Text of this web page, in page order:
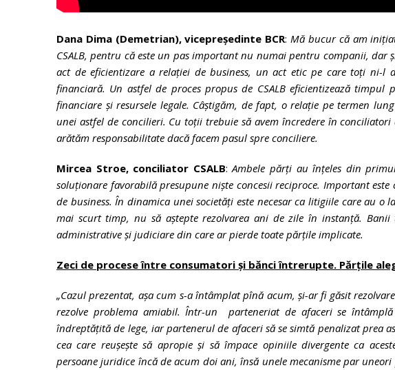
Dana Dima (Demetrian), vicepreședinte BCR:Mă bucur că am
CSALB, pentru că este un pas important nu numai pentru companii, dar
act de eficientizare a relației de business, un act etic pe care toți ni-
financiară. Un astfel de proces propus de CSALB eficientizează
financiare și resursele legale. Câștigăm, de fapt, o relație pe termen
unei astfel de concilieri. Cu toții trebuie să avem încredere în
arătăm responsabilitate dacă facem pasul spre conciliere.
Mircea Stroe, conciliator CSALB:Ambele părți au înțeles din
soluționare favorabilă presupune niște concesii reciproce. Important
de business. În dinamica unei societăți este necesar ca litigiile care au o
mai scurt timp, nu să aștepte rezolvarea ani de zile în instanță.
administrative și judiciare din care ar pierde toate părțile implicate.
Zeci de procese între consumatori și bănci întrerupte. Părțile
„Cazul prezentat, așa cum s-a întâmplat pînă acum, și-ar fi găsit
rezolve problema amiabil. Într-un parteneriat de afaceri se
îndreptățită de lege, iar partenerul de afaceri să se simtă penalizat prea
cea care reușește să apropie și să împace opiniile divergente ca
persoane juridice încă de acum doi ani, însă unele mecanisme par